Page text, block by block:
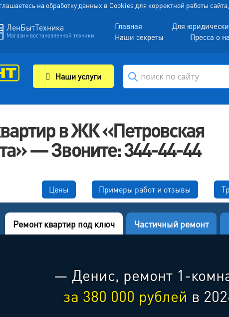
на обработку данных в Cookies для корректной работы
ЛенБытТехника
Магазин востановленной техники
Главная Для
Наши секреты
Пресса о
Наши услуги
в ЖК «Петровская
— Звоните: 344-44-44
Цены Примеры работ и отзывы
Ремонт квартир под ключ Частичный ремонт
— Денис, ремонт 1-
за 380 000 рублей в